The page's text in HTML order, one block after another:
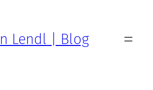
Lendl | Blog